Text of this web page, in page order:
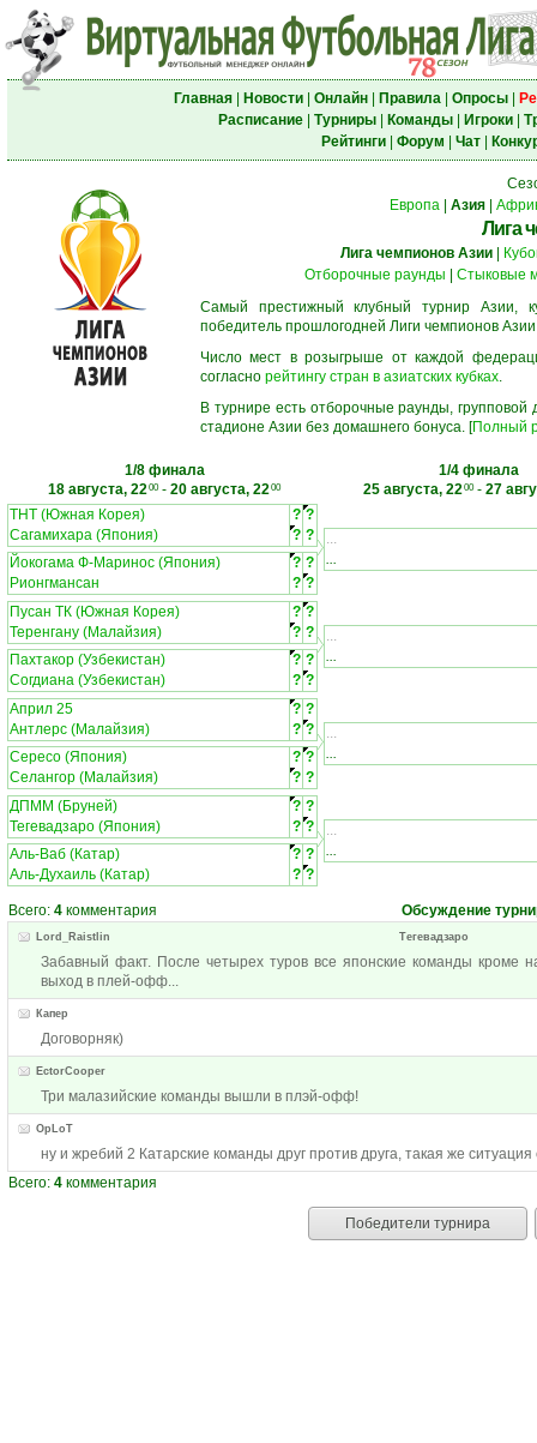
Главная| Новости| Онлайн| Правила| Опросы|
Расписание| Турниры| Команды| Игроки|
Рейтинги| Форум Чат|
Европа
Азия
Лига
Лига чемпионов Азии
Отборочные раунды
Стыковые
Самый престижный клубный турнир Азии,
победитель прошлогодней Лиги чемпионов
Число мест в розыгрыше от каждой
согласно рейтингу стран в азиатских кубках.
В турнире есть отборочные раунды,
стадионе Азии без домашнего бонуса. [Полный
1/8 финала
18 августа, 2200- 20 августа, 2200
1/4 финала
25 августа, 2200- 27
ТНТ (Южная Корея)
? ?
Сагамихара (Япония)
? ?
Йокогама Ф-Маринос (Япония)
? ?
Рионгмансан
? ?
...
...
Пусан ТК (Южная Корея) ? ?
Теренгану (Малайзия)
? ?
Пахтакор (Узбекистан)
? ?
Согдиана (Узбекистан)
? ?
...
...
Април 25 ? ?
Антлерс (Малайзия)
? ?
Сересо (Япония)
? ?
Селангор (Малайзия)
? ?
...
...
ДПММ (Бруней) ? ?
Тегевадзаро (Япония)
? ?
Аль-Ваб (Катар)
? ?
Аль-Духаиль (Катар)
? ?
...
...
Всего: 4 комментария Обсуждение
Lord_Raistlin Тегевадзаро
Забавный факт. После четырех туров все японские команды кроме
выход в плей-офф...
Капер
Договорняк)
EctorCooper
Три малазийские команды вышли в плэй-офф!
OpLoT
ну и жребий 2 Катарские команды друг против друга, такая же ситуация
Всего: 4 комментария
Победители турнира